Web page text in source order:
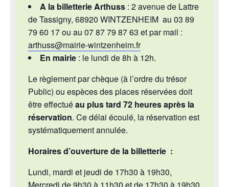
A la billetterie Arthuss : 2 avenue de Lattre
de Tassigny, 68920 WINTZENHEIM au 03 89
79 60 17 ou au 07 87 79 87 63 et par mail :
arthuss@mairie-wintzenheim.fr
En mairie : le lundi de 8h à 12h.
Le règlement par chèque (à l’ordre du trésor
Public) ou espèces des places réservées doit
être effectuéau plus tard 72 heures après la
réservation. Ce délai écoulé, la réservation est
systématiquement annulée.
Horaires d’ouverture de la billetterie :
Lundi, mardi et jeudi de 17h30 à 19h30,